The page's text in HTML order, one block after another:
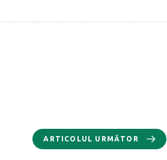
ARTICOLUL URMĂTOR